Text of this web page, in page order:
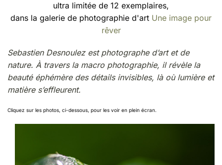
ultra limitée de 12 exemplaires,
dans la galerie de photographie d'art Une image pour
rêver
Sebastien Desnoulez est photographe d’art et de
nature. À travers la macro photographie, il révèle la
beauté éphémère des détails invisibles, là où lumière et
matière s’effleurent.
Cliquez sur les photos, ci-dessous, pour les voir en plein écran.